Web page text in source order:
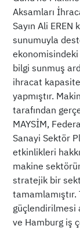
Aksamları
Sayın Ali EREN
sunumuyla
bilgi sunmuş
ihracat
yapmıştır.
tarafından
MAYSİM,
Sanayi Sektör
etkinlikleri
makine
stratejik bir
tamamlamıştır.
güçlendirilmesi
ve Hamburg iş